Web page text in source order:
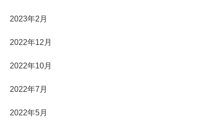
2023年2月
2022年12月
2022年10月
2022年7月
2022年5月